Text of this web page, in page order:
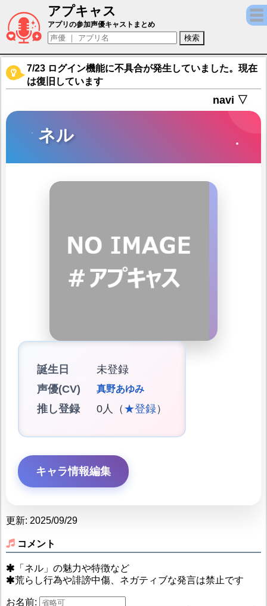
アプキャス
ネル（声優：真野あゆみ)【イザリア】キャ
アプリの参加声優キャストまとめ
7/23 ログイン機能に不具合が発生していました。現在
は復旧しています
navi ▽
ネル
誕生日
未登録
声優(CV)
真野あゆみ
推し登録 0人（ ★登録）
キャラ情報編集
更新: 2025/09/29
コメント
「ネル」の魅力や特徴など
荒らし行為や誹謗中傷、ネガティブな発言は禁止です
お名前: